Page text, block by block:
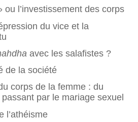
ou l’investissement des corps
du vice et la
avec les salafistes ?
de la société
corps de la femme : du
par le mariage sexuel
l’athéisme